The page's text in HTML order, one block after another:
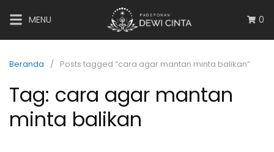
MENU 0
Beranda Posts tagged “cara agar mantan minta balikan”
Tag: cara agar mantan
minta balikan